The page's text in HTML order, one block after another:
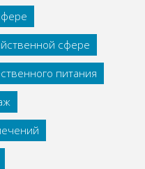
сфере
питания